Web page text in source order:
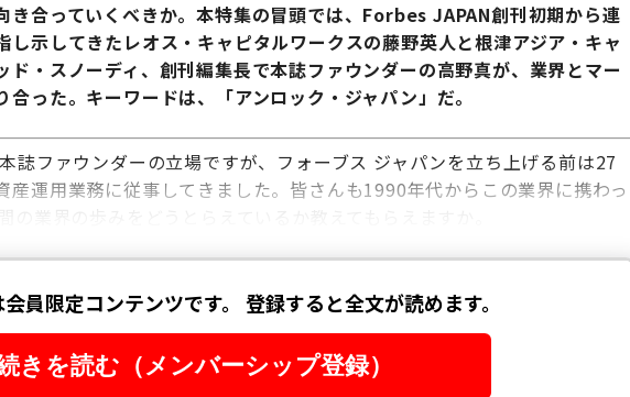
き合っていくべきか。本特集の冒頭では、Forbes JAPAN創刊初期から連
し示してきたレオス・キャピタルワークスの藤野英人と根津アジア・キャ
ド・スノーディ、創刊編集長で本誌ファウンダーの高野真が、業界とマー
った。キーワードは、「アンロック・ジャパン」だ。
誌ファウンダーの立場ですが、フォーブス ジャパンを立ち上げる前は27
産運用業務に従事してきました。皆さんも1990年代からこの業界に携わっ